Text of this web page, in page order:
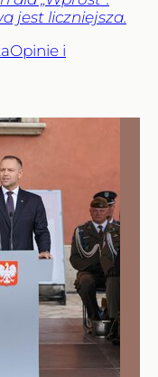
jest liczniejsza.
Opinie i